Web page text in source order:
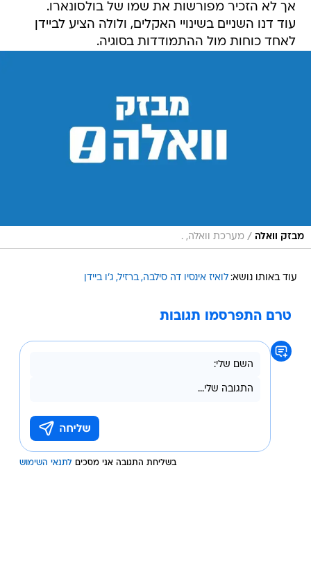
אך לא הזכיר מפורשות את שמו של בולסונארו.
עוד דנו השניים בשינויי האקלים, ולולה הציע לביידן
לאחד כוחות מול ההתמודדות בסוגיה.
מבזק וואלה / מערכת וואלה, .
עוד באותו נושא: לואיז אינסיו דה סילבה ברזיל ג'ו ביידן
טרם התפרסמו תגובות
בשליחת התגובה אני מסכים לתנאי השימוש